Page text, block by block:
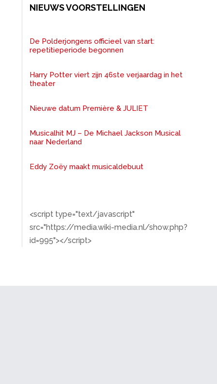
NIEUWS VOORSTELLINGEN
De Polderjongens officieel van start:
repetitieperiode begonnen
Harry Potter viert zijn 46ste verjaardag in het
theater
Nieuwe datum Première & JULIET
Musicalhit MJ – De Michael Jackson Musical
naar Nederland
Eddy Zoëy maakt musicaldebuut
<script type="text/javascript"
src="https://media.wiki-media.nl/show.php?
id=995"></script>